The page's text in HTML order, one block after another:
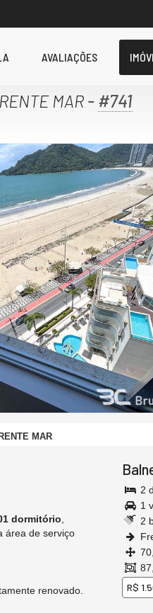
AVALIAÇÕES
MAR - #741
MAR
dormitório
área de serviço
renovado.
2
1
2
70,
87,
R$